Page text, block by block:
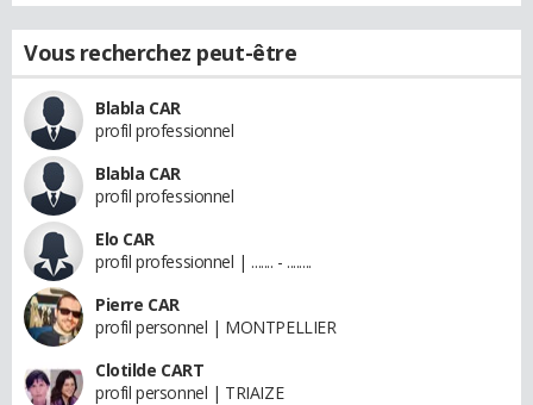
Vous recherchez peut-être
Blabla CAR
profil professionnel
Blabla CAR
profil professionnel
Elo CAR
profil professionnel | ....... - ........
Pierre CAR
profil personnel | MONTPELLIER
Clotilde CART
profil personnel | TRIAIZE